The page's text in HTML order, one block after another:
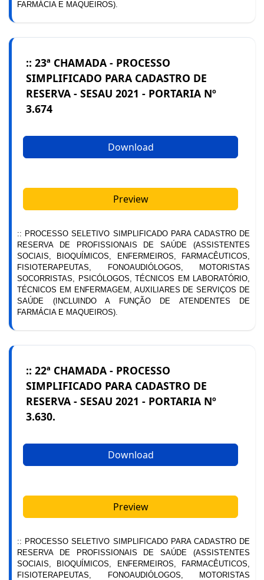
FARMÁCIA E MAQUEIROS).
:: 23ª CHAMADA - PROCESSO
SIMPLIFICADO PARA CADASTRO DE
RESERVA - SESAU 2021 - PORTARIA Nº
3.674
Download
Preview
:: PROCESSO SELETIVO SIMPLIFICADO PARA CADASTRO DE
RESERVA DE PROFISSIONAIS DE SAÚDE (ASSISTENTES
SOCIAIS, BIOQUÍMICOS, ENFERMEIROS, FARMACÊUTICOS,
FISIOTERAPEUTAS, FONOAUDIÓLOGOS, MOTORISTAS
SOCORRISTAS, PSICÓLOGOS, TÉCNICOS EM LABORATÓRIO,
TÉCNICOS EM ENFERMAGEM, AUXILIARES DE SERVIÇOS DE
SAÚDE (INCLUINDO A FUNÇÃO DE ATENDENTES DE
FARMÁCIA E MAQUEIROS).
:: 22ª CHAMADA - PROCESSO
SIMPLIFICADO PARA CADASTRO DE
RESERVA - SESAU 2021 - PORTARIA Nº
3.630.
Download
Preview
:: PROCESSO SELETIVO SIMPLIFICADO PARA CADASTRO DE
RESERVA DE PROFISSIONAIS DE SAÚDE (ASSISTENTES
SOCIAIS, BIOQUÍMICOS, ENFERMEIROS, FARMACÊUTICOS,
FISIOTERAPEUTAS, FONOAUDIÓLOGOS, MOTORISTAS